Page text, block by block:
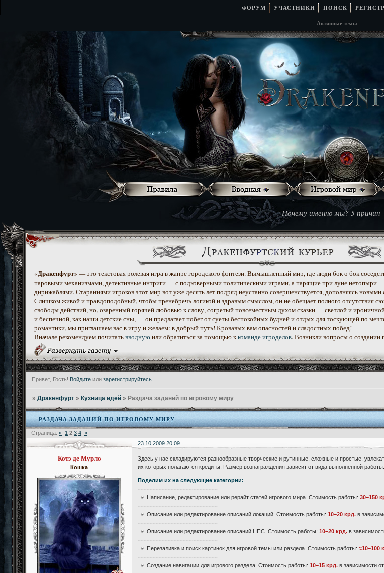
ФОРУМ УЧАСТНИКИ ПОИСК
Активные темы
Почему именно мы? 5 причин
«Дракенфурт» — это текстовая ролевая игра в жанре городского фэнтези. Вымышленный мир, где люди бок о бок
паровыми механизмами, детективные интриги — с подковерными политическими играми, а парящие при луне
дирижаблями. Стараниями игроков этот мир вот уже десять лет подряд неустанно совершенствуется, дополняясь
Слишком живой и правдоподобный, чтобы пренебречь логикой и здравым смыслом, он не обещает полного отсутствия
свободы действий, но, озаренный горячей любовью к слову, согретый повсеместным духом сказки — светлой и
и беспечной, как наши детские сны, — он предлагает побег от суеты беспокойных будней и отдых для тоскующей по
романтики, мы приглашаем вас в игру и желаем: в добрый путь! Кровавых вам опасностей и сладостных побед!
Вначале рекомендуем почитатьвводнуюили обратиться за помощью ккоманде игроделов. Возникли вопросы о создании
Привет, Гость! Войдите или зарегистрируйтесь
»Дракенфурт » Кузница идей » Раздача заданий по игровому миру
РАЗДАЧА ЗАДАНИЙ ПО ИГРОВОМУ МИРУ
Страница: « 1 2 3 4 »
23.10.2009 20:09
Котэ де Мурло
Кошка
Здесь у нас складируются разнообразные творческие и рутинные, сложные и простые,
их которых полагаются кредиты. Размер вознаграждения зависит от вида выполненной работы.
Поделим их на следующие категории:
-----------------------------------------------------
Написание, редактирование или рерайт статей игрового мира. Стоимость работы:30–150
-----------------------------------------------------
Описание или редактирование описаний локаций. Стоимость работы:10–20 крд. в
-----------------------------------------------------
Описание или редактирование описаний НПС. Стоимость работы:10–20 крд. в
-----------------------------------------------------
Перезаливка и поиск картинок для игровой темы или раздела. Стоимость работы:≈10–100
-----------------------------------------------------
Создание навигации для игрового раздела. Стоимость работы:10–15 крд. в зависимости